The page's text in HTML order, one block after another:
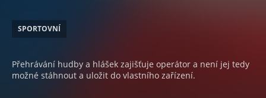
SPORTOVNÍ
Přehrávání hudby a hlášek zajišťuje operátor a není jej tedy
možné stáhnout a uložit do vlastního zařízení.